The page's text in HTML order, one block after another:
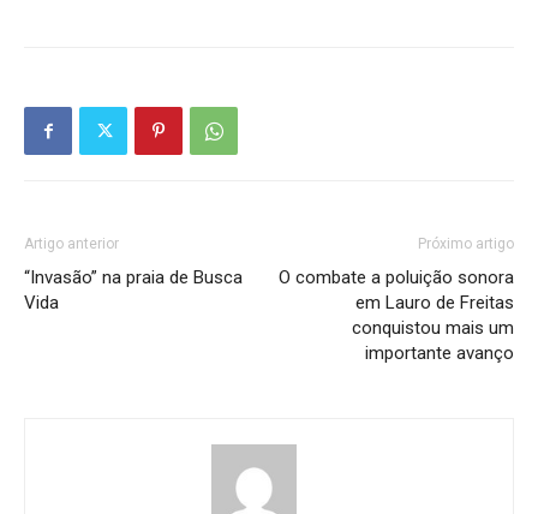
Artigo anterior
“Invasão” na praia de Busca
Vida
Próximo artigo
O combate a poluição sonora
em Lauro de Freitas
conquistou mais um
importante avanço